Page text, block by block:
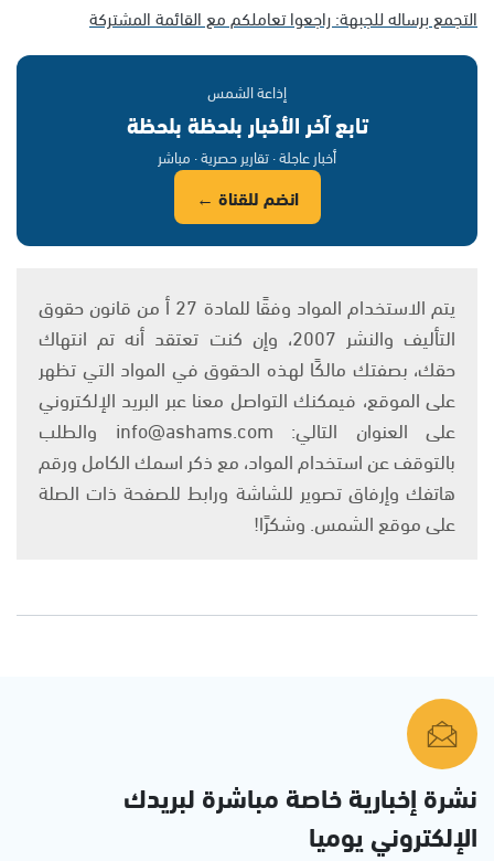
التجمع برساله للجبهة: راجعوا تعاملكم مع القائمة المشتركة
إذاعة الشمس
تابع آخر الأخبار بلحظة بلحظة
أخبار عاجلة · تقارير حصرية · مباشر
انضم للقناة ←
يتم الاستخدام المواد وفقًا للمادة 27 أ من قانون حقوق
التأليف والنشر 2007، وإن كنت تعتقد أنه تم انتهاك
حقك، بصفتك مالكًا لهذه الحقوق في المواد التي تظهر
على الموقع، فيمكنك التواصل معنا عبر البريد الإلكتروني
على العنوان التالي: info@ashams.com والطلب
بالتوقف عن استخدام المواد، مع ذكر اسمك الكامل ورقم
هاتفك وإرفاق تصوير للشاشة ورابط للصفحة ذات الصلة
على موقع الشمس. وشكرًا!
نشرة إخبارية خاصة مباشرة لبريدك
الإلكتروني يوميا